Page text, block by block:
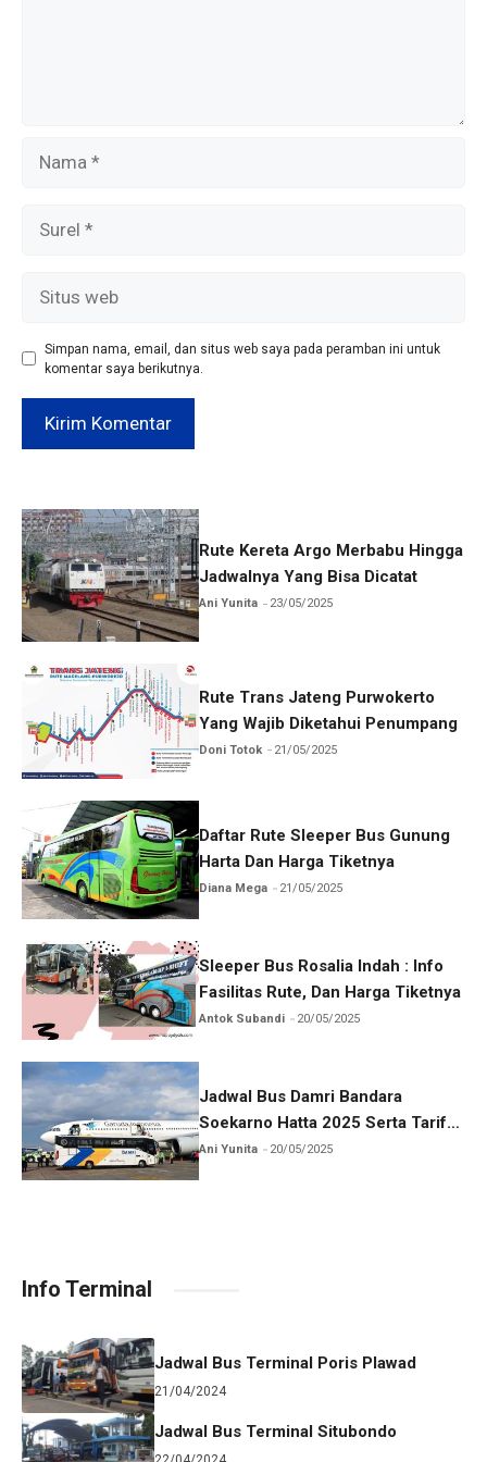
web
Simpan nama, email, dan situs web saya pada peramban ini untuk
komentar saya berikutnya.
Rute Kereta Argo Merbabu Hingga
Jadwalnya Yang Bisa Dicatat
Ani Yunita 23/05/2025
Rute Trans Jateng Purwokerto
Yang Wajib Diketahui Penumpang
Doni Totok 21/05/2025
Daftar Rute Sleeper Bus Gunung
Harta Dan Harga Tiketnya
Diana Mega 21/05/2025
Sleeper Bus Rosalia Indah : Info
Fasilitas Rute, Dan Harga Tiketnya
Antok Subandi 20/05/2025
Jadwal Bus Damri Bandara
Soekarno Hatta 2025 Serta Tarif
Dan Rutenya
Ani Yunita 20/05/2025
Info Terminal
Jadwal Bus Terminal Poris Plawad
21/04/2024
Jadwal Bus Terminal Situbondo